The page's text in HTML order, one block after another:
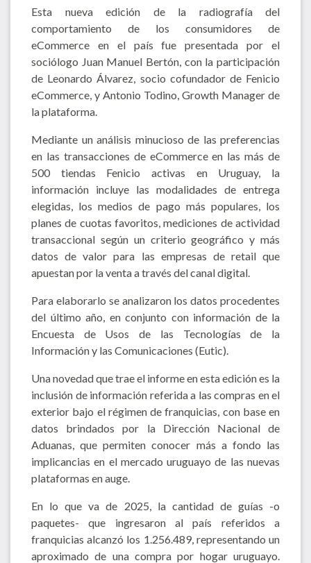
Esta nueva edición de la radiografía del
comportamiento de los consumidores de
eCommerce en el país fue presentada por el
sociólogo Juan Manuel Bertón, con la participación
de Leonardo Álvarez, socio cofundador de Fenicio
eCommerce, y Antonio Todino, Growth Manager de
la plataforma.
Mediante un análisis minucioso de las preferencias
en las transacciones de eCommerce en las más de
500 tiendas Fenicio activas en Uruguay, la
información incluye las modalidades de entrega
elegidas, los medios de pago más populares, los
planes de cuotas favoritos, mediciones de actividad
transaccional según un criterio geográfico y más
datos de valor para las empresas de retail que
apuestan por la venta a través del canal digital.
Para elaborarlo se analizaron los datos procedentes
del último año, en conjunto con información de la
Encuesta de Usos de las Tecnologías de la
Información y las Comunicaciones (Eutic).
Una novedad que trae el informe en esta edición es la
inclusión de información referida a las compras en el
exterior bajo el régimen de franquicias, con base en
datos brindados por la Dirección Nacional de
Aduanas, que permiten conocer más a fondo las
implicancias en el mercado uruguayo de las nuevas
plataformas en auge.
En lo que va de 2025, la cantidad de guías -o
paquetes- que ingresaron al país referidos a
franquicias alcanzó los 1.256.489, representando un
aproximado de una compra por hogar uruguayo.